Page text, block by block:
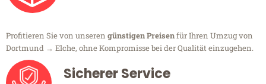
Profitieren Sie von unseren günstigen Preisenfür Ihren Umzug von
Dortmund → Elche, ohne Kompromisse bei der Qualität einzugehen.
Sicherer Service